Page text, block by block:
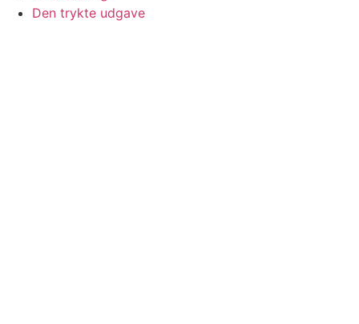
Den trykte udgave